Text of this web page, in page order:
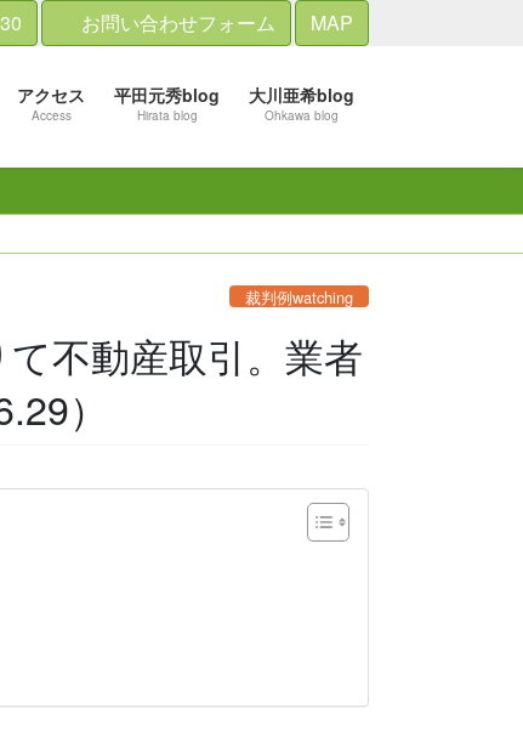
お問い合わせフォーム MAP
アクセス
Access
平田元秀blog
Hirata blog
大川亜希blog
Ohkawa blog
裁判例watching
不動産取引。業者
）